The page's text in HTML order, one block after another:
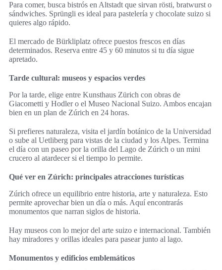
Para comer, busca bistrós en Altstadt que sirvan rösti, bratwurst o
sándwiches. Sprüngli es ideal para pastelería y chocolate suizo si
quieres algo rápido.
El mercado de Bürkliplatz ofrece puestos frescos en días
determinados. Reserva entre 45 y 60 minutos si tu día sigue
apretado.
Tarde cultural: museos y espacios verdes
Por la tarde, elige entre Kunsthaus Zürich con obras de
Giacometti y Hodler o el Museo Nacional Suizo. Ambos encajan
bien en un plan de Zúrich en 24 horas.
Si prefieres naturaleza, visita el jardín botánico de la Universidad
o sube al Uetliberg para vistas de la ciudad y los Alpes. Termina
el día con un paseo por la orilla del Lago de Zúrich o un mini
crucero al atardecer si el tiempo lo permite.
Qué ver en Zúrich: principales atracciones turísticas
Zúrich ofrece un equilibrio entre historia, arte y naturaleza. Esto
permite aprovechar bien un día o más. Aquí encontrarás
monumentos que narran siglos de historia.
Hay museos con lo mejor del arte suizo e internacional. También
hay miradores y orillas ideales para pasear junto al lago.
Monumentos y edificios emblemáticos